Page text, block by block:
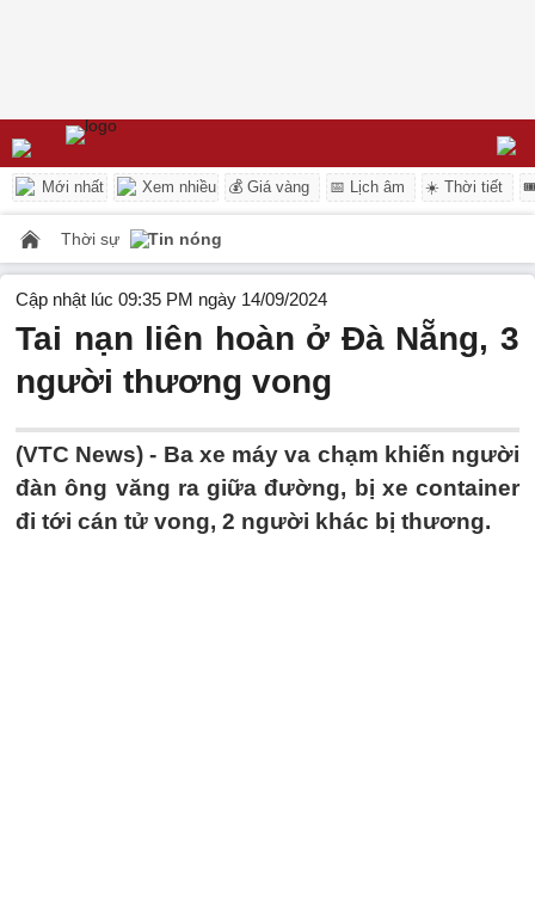
Mới nhất Xem nhiều 💰 Giá vàng 📅 Lịch âm ☀️ Thời tiết
Thời sự Tin nóng
Cập nhật lúc 09:35 PM ngày 14/09/2024
Tai nạn liên hoàn ở Đà Nẵng, 3
người thương vong
(VTC News) - Ba xe máy va chạm khiến người
đàn ông văng ra giữa đường, bị xe container
đi tới cán tử vong, 2 người khác bị thương.